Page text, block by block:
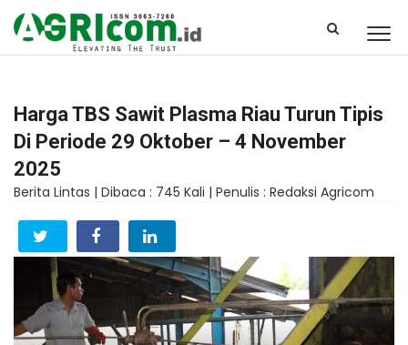
Harga TBS Sawit Plasma Riau Turun Tipis
Di Periode 29 Oktober – 4 November
2025
Berita Lintas | Dibaca : 745 Kali | Penulis : Redaksi Agricom